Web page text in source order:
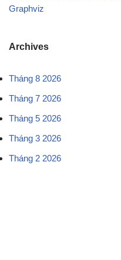
Graphviz
Archives
Tháng 8 2026
Tháng 7 2026
Tháng 5 2026
Tháng 3 2026
Tháng 2 2026